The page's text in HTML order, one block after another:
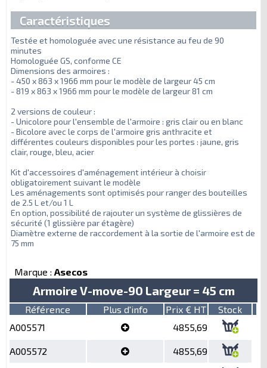
Caractéristiques
Testée et homologuée avec une résistance au feu de 90
minutes
Homologuée GS, conforme CE
Dimensions des armoires :
- 450 x 863 x 1966 mm pour le modèle de largeur 45 cm
- 819 x 863 x 1966 mm pour le modèle de largeur 81 cm
2 versions de couleur :
- Unicolore pour l'ensemble de l'armoire : gris clair ou en blanc
- Bicolore avec le corps de l'armoire gris anthracite et
différentes couleurs disponibles pour les portes : jaune, gris
clair, rouge, bleu, acier
Kit d'accessoires d'aménagement intérieur à choisir
obligatoirement suivant le modèle
Les aménagements sont optimisés pour ranger des bouteilles
de 2.5 L et/ou 1 L
En option, possibilité de rajouter un système de glissières de
sécurité (1 glissière par étagère)
Diamètre externe de raccordement à la sortie de l'armoire est de
75 mm
Marque : Asecos
Armoire V-move-90 Largeur = 45 cm
Référence Plus d'info Prix € HT
Stock
A005571
4855,69
A005572 4855,69